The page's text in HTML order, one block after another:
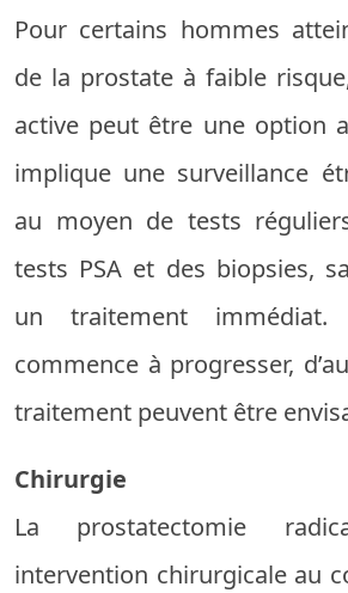
Pour certains hommes
de la prostate à faible
active peut être une option
implique une surveillance
au moyen de tests
tests PSA et des biopsies,
un traitement
commence à progresser,
traitement peuvent être
Chirurgie
La prostatectomie
intervention chirurgicale au